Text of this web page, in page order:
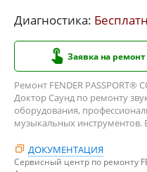
Диагностика:
Заявка на ремонт
Ремонт FENDER PASSPORT®
Доктор Саунд по ремонту
оборудования,
музыкальных инструментов.
ДОКУМЕНТАЦИЯ
Сервисный центр по ремонту